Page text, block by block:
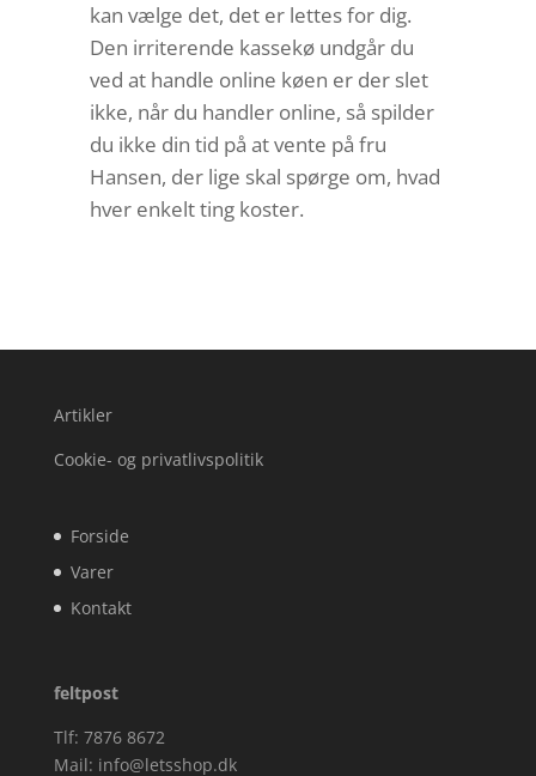
kan vælge det, det er lettes for dig.
Den irriterende kassekø undgår du
ved at handle online køen er der slet
ikke, når du handler online, så spilder
du ikke din tid på at vente på fru
Hansen, der lige skal spørge om, hvad
hver enkelt ting koster.
Artikler
Cookie- og privatlivspolitik
Forside
Varer
Kontakt
feltpost
Tlf: 7876 8672
Mail: info@letsshop.dk